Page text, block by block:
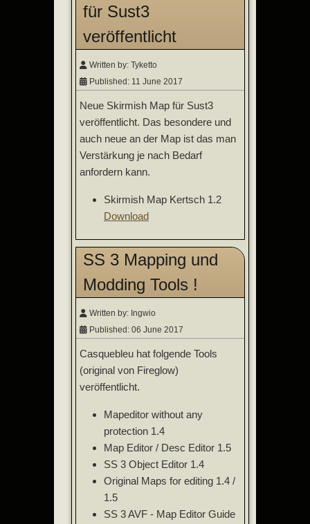
für Sust3
veröffentlicht
Written by: Tyketto
Published: 11 June 2017
Neue Skirmish Map für Sust3
veröffentlicht. Das besondere und
auch neue an der Map ist das man
Verstärkung je nach Bedarf
anfordern kann.
Skirmish Map Kertsch 1.2
Download
SS 3 Mapping und
Modding Tools !
Written by: Ingwio
Published: 06 June 2017
Casquebleu hat folgende Tools
(original von Fireglow)
veröffentlicht.
Mapeditor without any
protection 1.4
Map Editor / Desc Editor 1.5
SS 3 Object Editor 1.4
Original Maps for editing 1.4 /
1.5
SS 3 AVF - Map Editor Guide